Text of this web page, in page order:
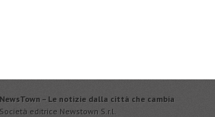
NewsTown – Le notizie dalla città che cambia
Società editrice Newstown S.r.l.